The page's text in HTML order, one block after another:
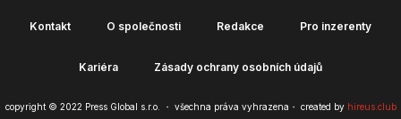
Kontakt O společnosti Redakce Pro inzerenty
Kariéra Zásady ochrany osobních údajů
copyright © 2022 Press Global s.r.o. ・ všechna práva vyhrazena・ created by hireus.club